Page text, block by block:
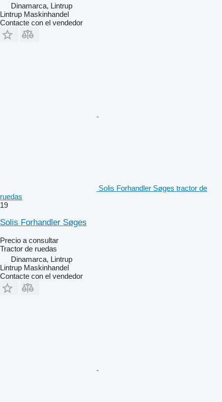
Dinamarca, Lintrup
Lintrup Maskinhandel
Contacte con el vendedor
Solis Forhandler Søges tractor de
ruedas
19
Solis Forhandler Søges
Precio a consultar
Tractor de ruedas
Dinamarca, Lintrup
Lintrup Maskinhandel
Contacte con el vendedor